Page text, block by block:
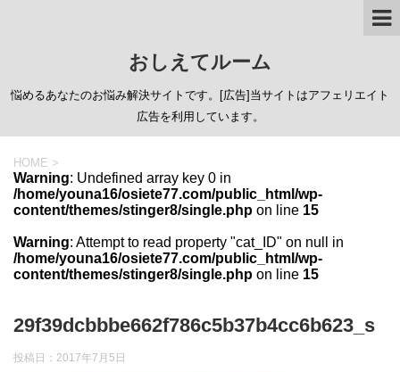
おしえてルーム
悩めるあなたのお悩み解決サイトです。[広告]当サイトはアフェリエイト
広告を利用しています。
HOME >
Warning: Undefined array key 0 in
/home/youna16/osiete77.com/public_html/wp-
content/themes/stinger8/single.php on line 15
Warning: Attempt to read property "cat_ID" on null in
/home/youna16/osiete77.com/public_html/wp-
content/themes/stinger8/single.php on line 15
29f39dcbbbe662f786c5b37b4cc6b623_s
投稿日： 2017年7月5日